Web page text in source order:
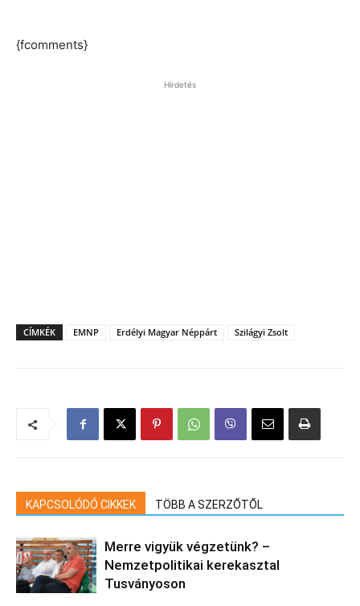
{fcomments}
Hirdetés
CÍMKÉK EMNP Erdélyi Magyar Néppárt Szilágyi Zsolt
KAPCSOLÓDÓ CIKKEK TÖBB A SZERZŐTŐL
Merre vigyük végzetünk? –
Nemzetpolitikai kerekasztal
Tusványoson